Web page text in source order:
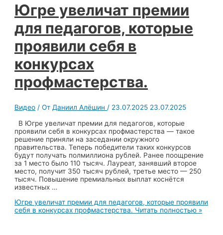
Югре увеличат премии
для педагогов, которые
проявили себя в
конкурсах
профмастерства.
Видео / От Даниил Алёшин / 23.07.2025 23.07.2025
В Югре увеличат премии для педагогов, которые
проявили себя в конкурсах профмастерства — такое
решение приняли на заседании окружного
правительства. Теперь победители таких конкурсов
будут получать полмиллиона рублей. Ранее поощрение
за 1 место было 110 тысяч. Лауреат, занявший второе
место, получит 350 тысяч рублей, третье место — 250
тысяч. Повышение премиальных выплат коснётся
известных …
Югре увеличат премии для педагогов, которые проявили
себя в конкурсах профмастерства. Читать полностью »